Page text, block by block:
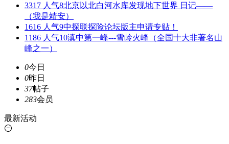
3317 人气8北京以北白河水库发现地下世界 日记——
（我是靖安）
1616 人气9中探联探险论坛版主申请专贴！
1186 人气10滇中第一峰---雪岭火峰（全国十大非著名山
峰之一）
0今日
0昨日
37帖子
283会员
最新活动